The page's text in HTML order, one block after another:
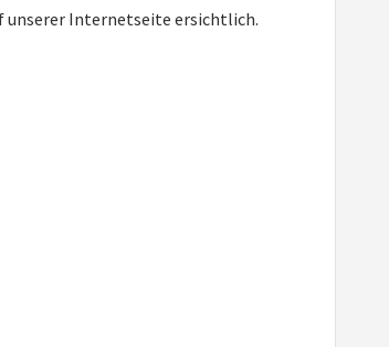
unserer Internetseite ersichtlich.